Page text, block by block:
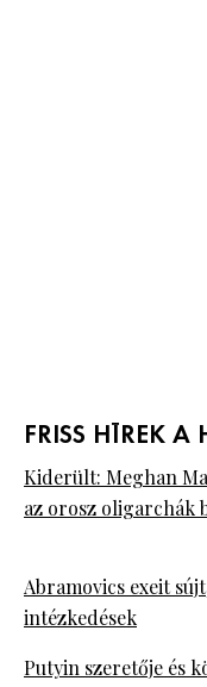
FRISS HÍREK A
Kiderült: Meghan
az orosz oligarchák
Abramovics exeit
intézkedések
Putyin szeretője és